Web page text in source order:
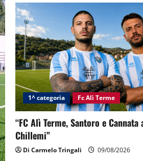
1^ categoria Fc Alì Terme
“FC Alì Terme, Santoro e
Chillemi”
Di Carmelo Tringali 09/08/2026